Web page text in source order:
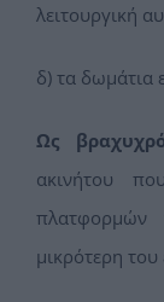
λειτουργική
δ) τα δωμάτια
Ως
ακινήτου
πλατφορμών
μικρότερη του